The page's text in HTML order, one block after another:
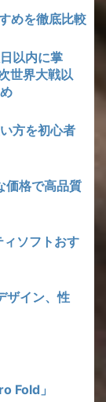
めを徹底比較
以内に掌
世界大戦以
方を初心者
価格で高品質
ソフトおす
ザイン、性
Fold」